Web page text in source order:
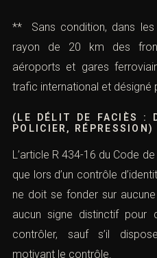
** Sans condition, dans les
rayon de 20 km des
aéroports et gares
trafic international et désigné
(LE DÉLIT DE FACIÈS :
POLICIER, RÉPRESSION)
L’article R 434-16 du Code
que lors d’un contrôle
ne doit se fonder sur
aucun signe distinctif pour
contrôler, sauf s’il
motivant le contrôle.